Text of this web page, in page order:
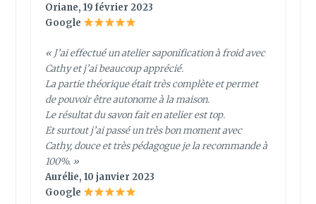
Oriane, 19 février 2023
Google
« J’ai effectué un atelier saponification à froid avec
Cathy et j’ai beaucoup apprécié.
La partie théorique était très complète et permet
de pouvoir être autonome à la maison.
Le résultat du savon fait en atelier est top.
Et surtout j’ai passé un très bon moment avec
Cathy, douce et très pédagogue je la recommande à
100%. »
Aurélie, 10 janvier 2023
Google